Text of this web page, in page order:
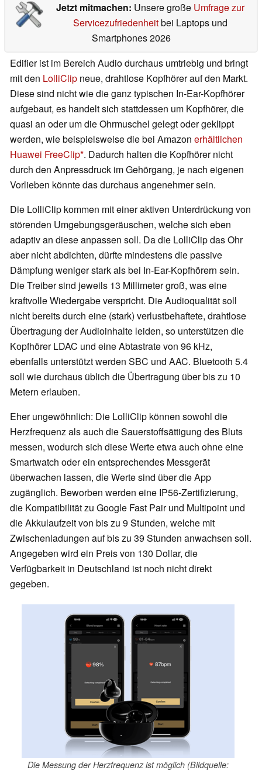
Jetzt mitmachen: Unsere große Umfrage zur
Servicezufriedenheitbei Laptops und
Smartphones 2026
Edifier ist im Bereich Audio durchaus umtriebig und bringt
mit den LolliClip neue, drahtlose Kopfhörer auf den Markt.
Diese sind nicht wie die ganz typischen In-Ear-Kopfhörer
aufgebaut, es handelt sich stattdessen um Kopfhörer, die
quasi an oder um die Ohrmuschel gelegt oder geklippt
werden, wie beispielsweise die bei Amazon erhältlichen
Huawei FreeClip . Dadurch halten die Kopfhörer nicht
durch den Anpressdruck im Gehörgang, je nach eigenen
Vorlieben könnte das durchaus angenehmer sein.
Die LolliClip kommen mit einer aktiven Unterdrückung von
störenden Umgebungsgeräuschen, welche sich eben
adaptiv an diese anpassen soll. Da die LolliClip das Ohr
aber nicht abdichten, dürfte mindestens die passive
Dämpfung weniger stark als bei In-Ear-Kopfhörern sein.
Die Treiber sind jeweils 13 Millimeter groß, was eine
kraftvolle Wiedergabe verspricht. Die Audioqualität soll
nicht bereits durch eine (stark) verlustbehaftete, drahtlose
Übertragung der Audioinhalte leiden, so unterstützen die
Kopfhörer LDAC und eine Abtastrate von 96 kHz,
ebenfalls unterstützt werden SBC und AAC. Bluetooth 5.4
soll wie durchaus üblich die Übertragung über bis zu 10
Metern erlauben.
Eher ungewöhnlich: Die LolliClip können sowohl die
Herzfrequenz als auch die Sauerstoffsättigung des Bluts
messen, wodurch sich diese Werte etwa auch ohne eine
Smartwatch oder ein entsprechendes Messgerät
überwachen lassen, die Werte sind über die App
zugänglich. Beworben werden eine IP56-Zertifizierung,
die Kompatibilität zu Google Fast Pair und Multipoint und
die Akkulaufzeit von bis zu 9 Stunden, welche mit
Zwischenladungen auf bis zu 39 Stunden anwachsen soll.
Angegeben wird ein Preis von 130 Dollar, die
Verfügbarkeit in Deutschland ist noch nicht direkt
gegeben.
Die Messung der Herzfrequenz ist möglich (Bildquelle: